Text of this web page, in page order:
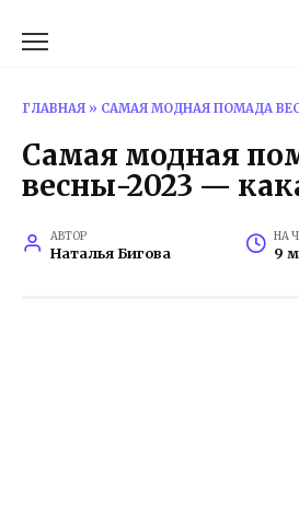
ГЛАВНАЯ » САМАЯ МОДНАЯ ПОМАДА
Самая модная
весны-2023 —
АВТОР
Наталья Бигова
НА
9